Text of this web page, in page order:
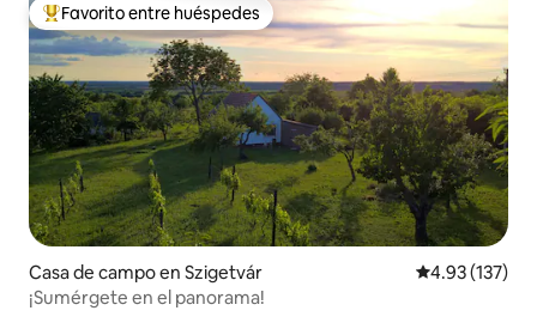
Favorito entre huéspedes preferido
Favorito entre huéspedes
Casa de campo en Szigetvár Calificación
4.93 (137)
¡Sumérgete en el panorama!